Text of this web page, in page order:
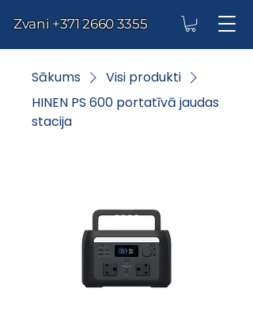
Zvani +371 2660 3355
Sākums
Visi produkti
HINEN PS 600 portatīvā jaudas
stacija